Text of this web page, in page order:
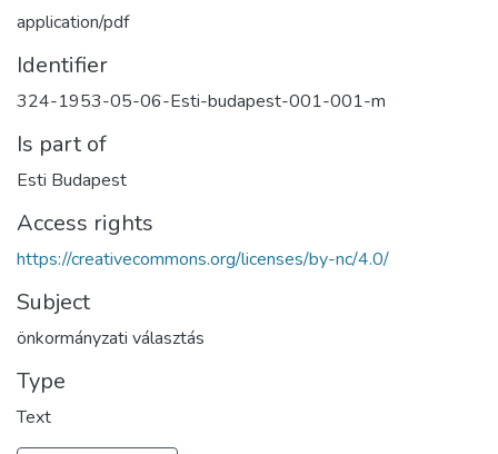
application/pdf
Identifier
324-1953-05-06-Esti-budapest-001-001-m
Is part of
Esti Budapest
Access rights
https://creativecommons.org/licenses/by-nc/4.0/
Subject
önkormányzati választás
Type
Text